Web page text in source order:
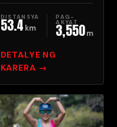
DISTANSYA
53.4km
PAG-
AKYAT
3,550m
DETALYE NG
KARERA →